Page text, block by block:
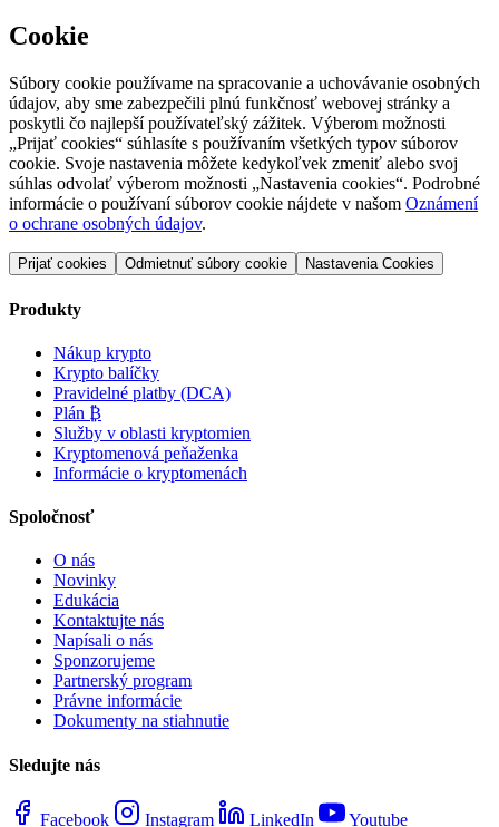
Cookie
Súbory cookie používame na spracovanie a uchovávanie osobných
údajov, aby sme zabezpečili plnú funkčnosť webovej stránky a
poskytli čo najlepší používateľský zážitek. Výberom možnosti
„Prijať cookies“ súhlasíte s používaním všetkých typov súborov
cookie. Svoje nastavenia môžete kedykoľvek zmeniť alebo svoj
súhlas odvolať výberom možnosti „Nastavenia cookies“. Podrobné
informácie o používaní súborov cookie nájdete v našom Oznámení
o ochrane osobných údajov.
Prijať cookies Odmietnuť súbory cookie Nastavenia Cookies
Produkty
Nákup krypto
Krypto balíčky
Pravidelné platby (DCA)
Plán ₿
Služby v oblasti kryptomien
Kryptomenová peňaženka
Informácie o kryptomenách
Spoločnosť
O nás
Novinky
Edukácia
Kontaktujte nás
Napísali o nás
Sponzorujeme
Partnerský program
Právne informácie
Dokumenty na stiahnutie
Sledujte nás
Facebook Instagram LinkedIn Youtube